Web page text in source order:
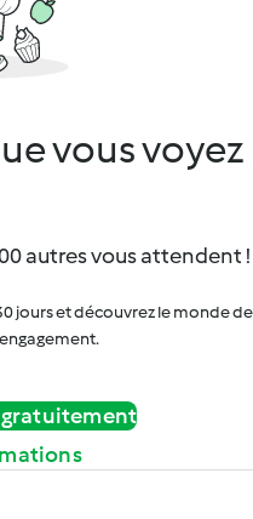
vous voyez
autres vous attendent !
jours et découvrez le monde de